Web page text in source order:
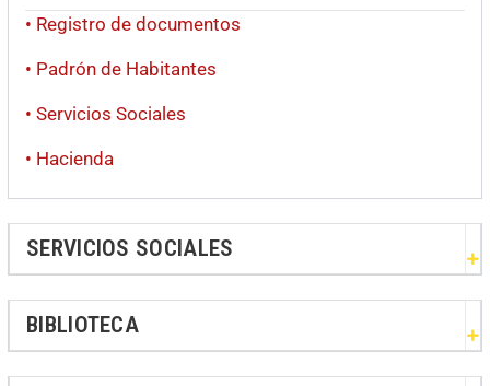
• Registro de documentos
• Padrón de Habitantes
• Servicios Sociales
• Hacienda
SERVICIOS SOCIALES
BIBLIOTECA